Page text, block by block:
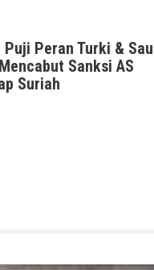
Puji Peran Turki &
Sanksi AS
Suriah